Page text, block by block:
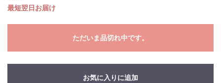
最短翌日お届け
ただいま品切れ中です。
お気に入りに追加